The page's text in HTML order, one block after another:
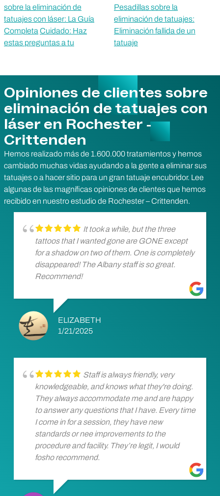
sobre la eliminación de
tatuajes con láser: La Guía
Completa Cuidado: Haz
estas preguntas a tu
Pesadillas sobre la
eliminación de tatuajes:
Eliminación fallida de un
tatuaje
Opiniones de clientes sobre
eliminación de tatuajes con
láser en Rochester -
Crittenden
Hemos realizado más de 1.600.000 tratamientos y hemos
cambiado muchas vidas ayudando a la gente a eliminar sus
tatuajes o a hacer sitio para un gran tatuaje encubridor. Lee
algunas de las magníficas opiniones de clientes que hemos
recibido en nuestro estudio de Rochester – Crittenden.
It took a while, but the three
tattoos that I wanted gone are GONE except
for a shadow on two of them. One is completely
disappeared! The Albany staff is so great.
Recommend!
ELIZABETH
1/21/2025
Staff is always friendly, very
knowledgeable, and knows what they're doing.
They always accommodate me and are happy
to answer any questions that I have. Every time
I come in for a session, they have new
standards or nee improvements to the
procedure and facility. They’re legit, I would
fosho recommend.